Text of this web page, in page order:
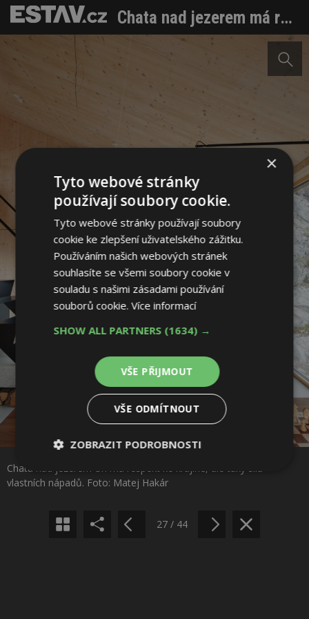
Chata nad jezerem má respekt ke krajině, ale taky sílu vlastních nápadů
Chata nad jezerem Uri má respekt ke krajině, ale taky sílu
vlastních nápadů. Foto: Matej Hakár
Sdílet na Pinterestu
27 / 44
×
Tyto webové stránky
používají soubory cookie.
Tyto webové stránky používají soubory
cookie ke zlepšení uživatelského zážitku.
Používáním našich webových stránek
souhlasíte se všemi soubory cookie v
souladu s našimi zásadami používání
souborů cookie.Více informací
SHOW ALL PARTNERS (1634) →
VŠE PŘIJMOUT
VŠE ODMÍTNOUT
ZOBRAZIT PODROBNOSTI
Nezbytně
nutné
Výkonové
soubory
Soubory